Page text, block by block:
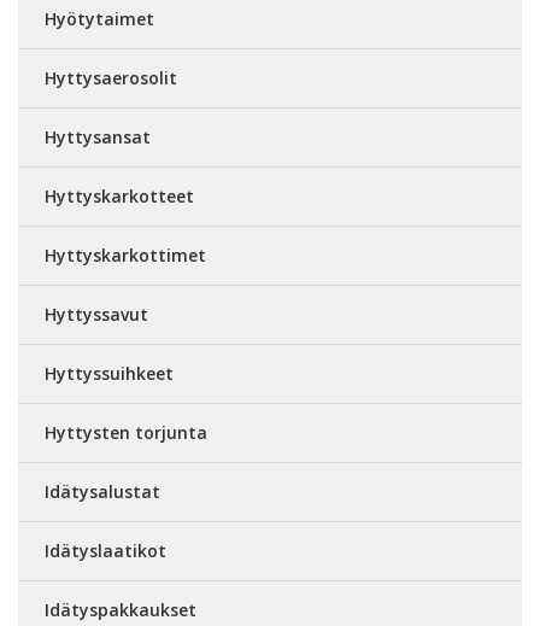
Hyötytaimet
Hyttysaerosolit
Hyttysansat
Hyttyskarkotteet
Hyttyskarkottimet
Hyttyssavut
Hyttyssuihkeet
Hyttysten torjunta
Idätysalustat
Idätyslaatikot
Idätyspakkaukset